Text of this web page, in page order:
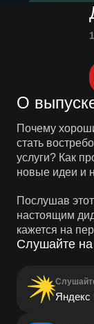
О
Почему
стать
услуги? Как
новые идеи и
Послушав
настоящим
кажется на
Слушайте